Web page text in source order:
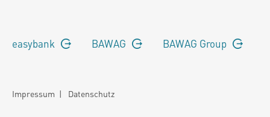
easybank BAWAG BAWAG Group
Impressum | Datenschutz